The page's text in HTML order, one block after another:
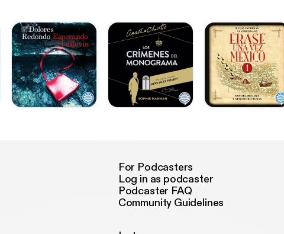
For Podcasters
Log in as podcaster
Podcaster FAQ
Community Guidelines